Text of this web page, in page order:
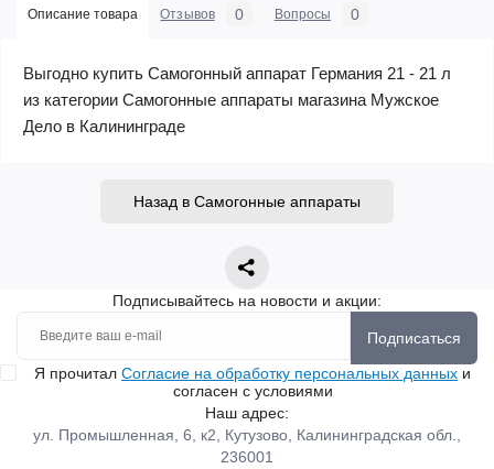
Описание товара Отзывов 0 Вопросы 0
Выгодно купить Самогонный аппарат Германия 21 - 21 л
из категории Самогонные аппараты магазина Мужское
Дело в Калининграде
Назад в Самогонные аппараты
Подписывайтесь на новости и акции:
Подписаться
Я прочитал Согласие на обработку персональных данных и
согласен с условиями
Наш адрес:
ул. Промышленная, 6, к2, Кутузово, Калининградская обл.,
236001